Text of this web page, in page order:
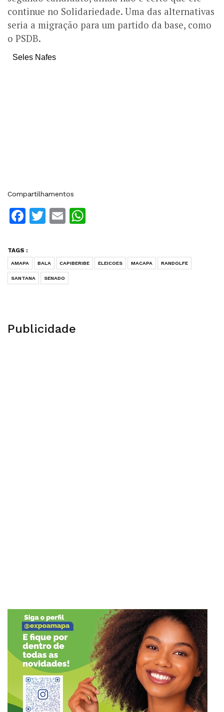
continue no Solidariedade. Uma das alternativas
seria a migração para um partido da base, como
o PSDB.
Seles Nafes
Compartilhamentos
Facebook
Twitter
Email
TAGS :
AMAPA BALA CAPIBERIBE ELEICOES MACAPA RANDOLFE
SANTANA SENADO
Publicidade